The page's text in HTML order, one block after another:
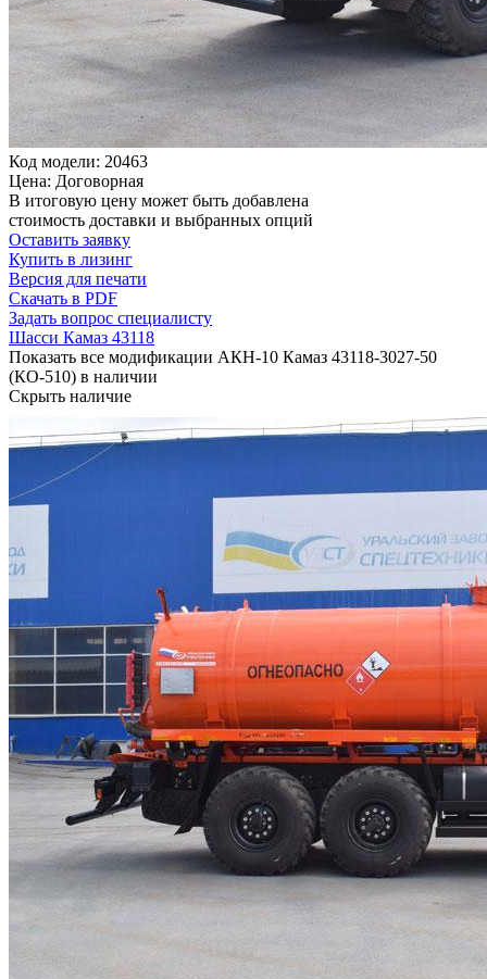
Код модели: 20463
Цена: Договорная
В итоговую цену может быть добавлена
стоимость доставки и выбранных опций
Оставить заявку
Купить в лизинг
Версия для печати
Скачать в PDF
Задать вопрос специалисту
Шасси Камаз 43118
Показать все модификации АКН-10 Камаз 43118-3027-50
(КО-510) в наличии
Скрыть наличие